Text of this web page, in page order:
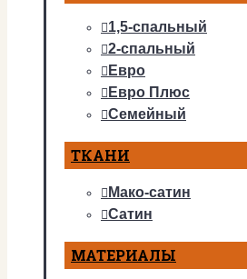
1,5-спальный
2-спальный
Евро
Евро Плюс
Семейный
ТКАНИ
Мако-сатин
Сатин
МАТЕРИАЛЫ